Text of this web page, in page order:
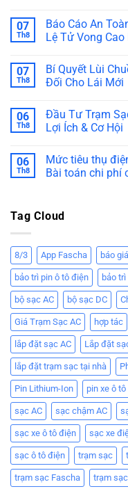
07
Th8
Báo Cáo An
Lệ Tử Vong
07
Th8
Bí Quyết Lùi
Đối Cho Lái Mới
06
Th8
Đầu Tư Trạm
Lợi Ích & Cơ Hội
06
Th8
Mức tiêu thụ
Bài toán chi phí
Tag Cloud
8/3 App Fascha báo
bảo trì pin ô tô điện bảo
bộ sạc AC bộ sạc DC
Giá Trạm Sạc AC hợp tác
lắp đặt sạc AC Lắp đặt
lắp đặt trạm sạc tại nhà
Pin Lithium-Ion pin xe ô
sạc AC sạc chậm AC
sạc xe ô tô điện sạc xe
sạc ô tô điện trạm sạc
trạm sạc Fascha trạm